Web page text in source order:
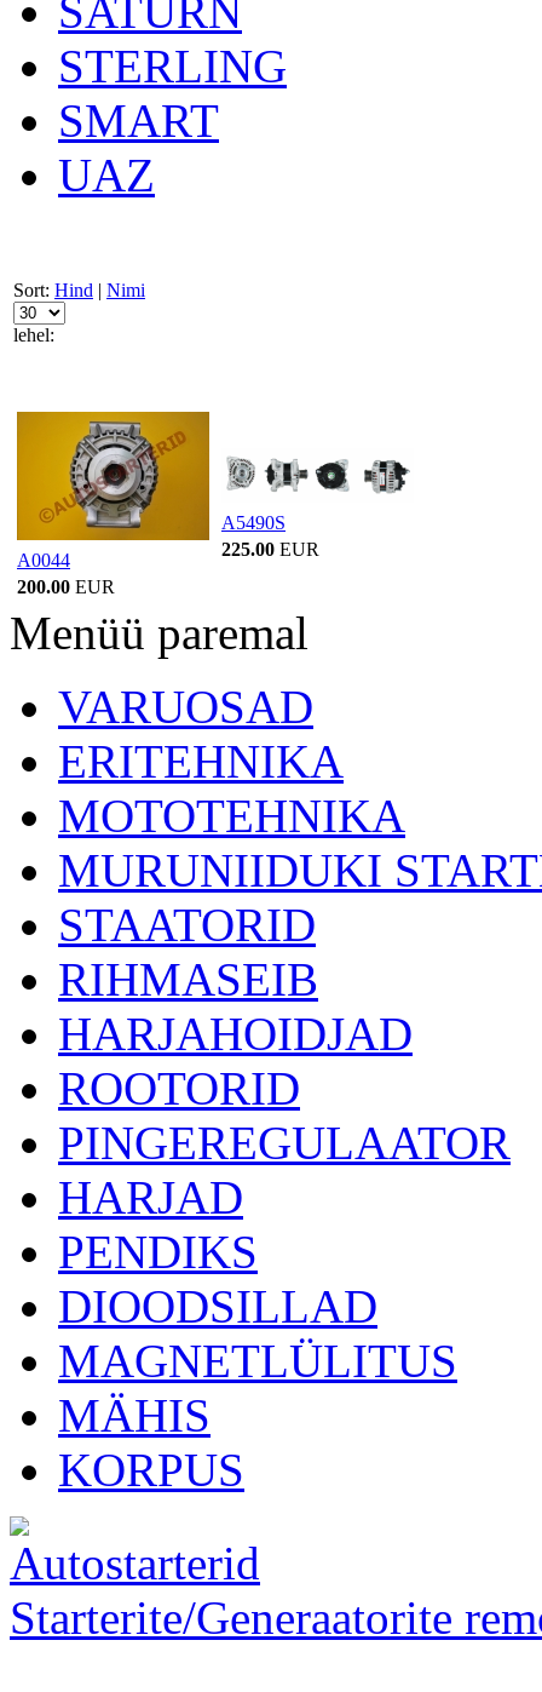
SATURN
STERLING
SMART
UAZ
Sort: Hind | Nimi
lehel:
A0044
200.00 EUR
A5490S
225.00 EUR
Menüü paremal
VARUOSAD
ERITEHNIKA
MOTOTEHNIKA
MURUNIIDUKI
STAATORID
RIHMASEIB
HARJAHOIDJAD
ROOTORID
PINGEREGULAATOR
HARJAD
PENDIKS
DIOODSILLAD
MAGNETLÜLITUS
MÄHIS
KORPUS
Starterite/Generaatorite